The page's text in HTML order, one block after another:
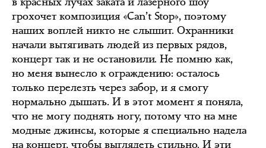
грохочет композиция «Can’t Stop», поэтому
наших воплей никто не слышит. Охранники
начали вытягивать людей из первых рядов,
концерт так и не остановили. Не помню как,
но меня вынесло к ограждению: осталось
только перелезть через забор, и я смогу
нормально дышать. И в этот момент я поняла,
что не могу поднять ногу, потому что на мне
модные джинсы, которые я специально надела
на концерт, чтобы выглядеть стильно. И эти